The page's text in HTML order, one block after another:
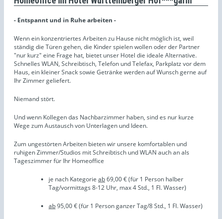
- Entspannt und in Ruhe arbeiten -
Wenn ein konzentriertes Arbeiten zu Hause nicht möglich ist, weil
ständig die Türen gehen, die Kinder spielen wollen oder der Partner
"nur kurz" eine Frage hat, bietet unser Hotel die ideale Alternative.
Schnelles WLAN, Schreibtisch, Telefon und Telefax, Parkplatz vor dem
Haus, ein kleiner Snack sowie Getränke werden auf Wunsch gerne auf
Ihr Zimmer geliefert.
Niemand stört.
Und wenn Kollegen das Nachbarzimmer haben, sind es nur kurze
Wege zum Austausch von Unterlagen und Ideen.
Zum ungestörten Arbeiten bieten wir unsere komfortablen und
ruhigen Zimmer/Studios mit Schreibtisch und WLAN auch an als
Tageszimmer für Ihr Homeoffice
je nach Kategorie ab69,00 € (für 1 Person halber
Tag/vormittags 8-12 Uhr, max 4 Std., 1 Fl. Wasser)
ab95,00 € (für 1 Person ganzer Tag/8 Std., 1 Fl. Wasser)